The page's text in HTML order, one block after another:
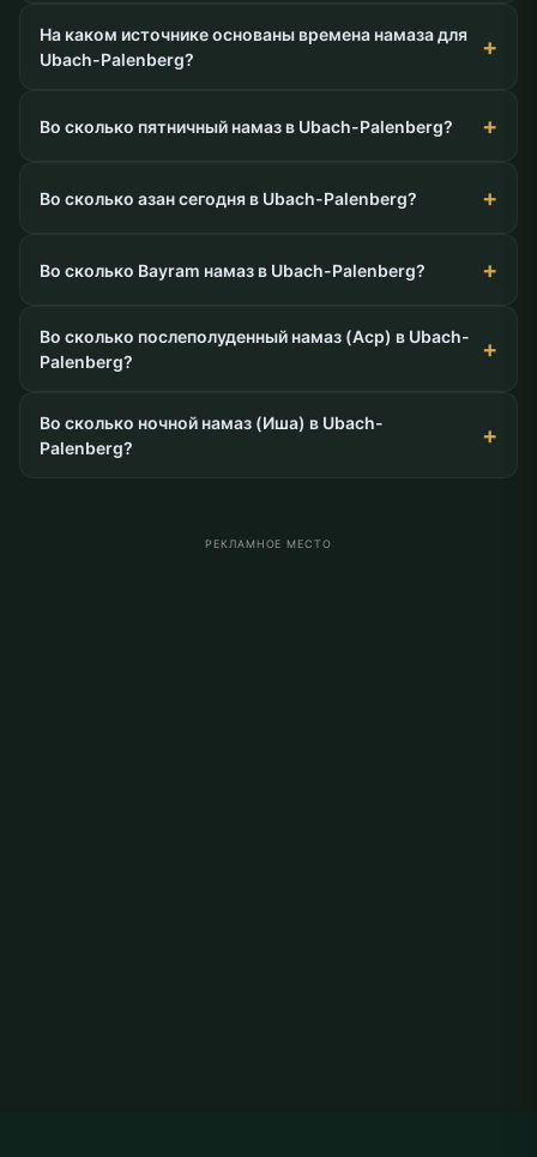
На каком источнике основаны времена намаза для
Ubach-Palenberg?
Во сколько пятничный намаз в Ubach-Palenberg?
Во сколько азан сегодня в Ubach-Palenberg?
Во сколько Bayram намаз в Ubach-Palenberg?
Во сколько послеполуденный намаз (Аср) в Ubach-
Palenberg?
Во сколько ночной намаз (Иша) в Ubach-
Palenberg?
РЕКЛАМНОЕ МЕСТО